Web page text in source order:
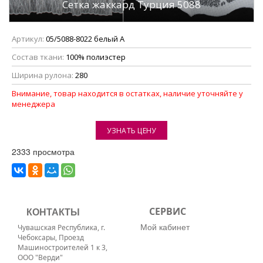
Сетка жаккард Турция 5088
Артикул: 05/5088-8022 белый А
Состав ткани: 100% полиэстер
Ширина рулона: 280
Внимание, товар находится в остатках, наличие уточняйте у
менеджера
УЗНАТЬ ЦЕНУ
2333 просмотра
КОНТАКТЫ
Чувашская Республика, г.
Чебоксары, Проезд
Машиностроителей 1 к 3,
ООО "Верди"
СЕРВИС
Мой кабинет